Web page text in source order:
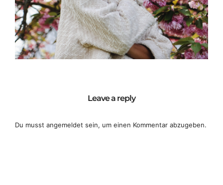
Leave a reply
Du musst angemeldet sein, um einen Kommentar abzugeben.